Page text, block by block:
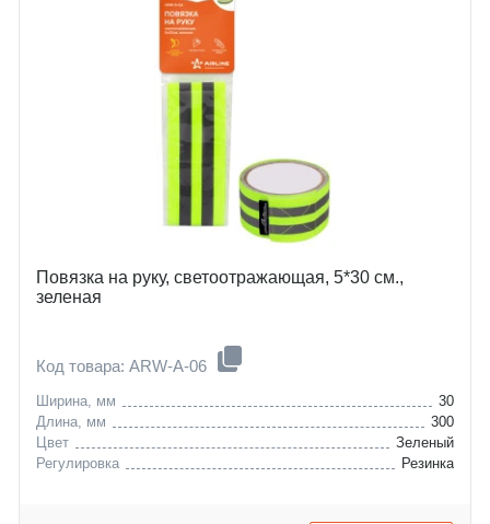
Повязка на руку, светоотражающая, 5*30 см.,
зеленая
Код товара: ARW-A-06
Ширина, мм
30
Длина, мм
300
Цвет
Зеленый
Регулировка
Резинка